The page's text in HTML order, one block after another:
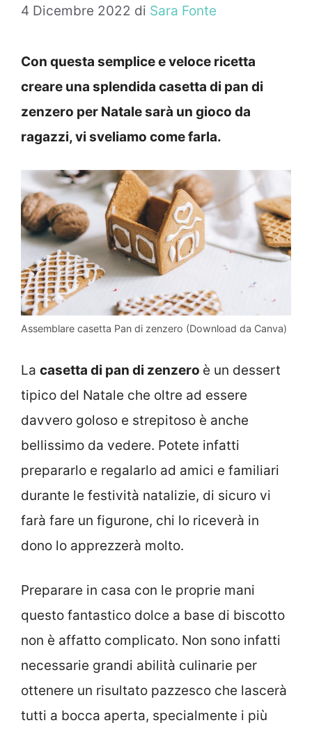
4 Dicembre 2022 di Sara Fonte
Con questa semplice e veloce ricetta
creare una splendida casetta di pan di
zenzero per Natale sarà un gioco da
ragazzi, vi sveliamo come farla.
Assemblare casetta Pan di zenzero (Download da Canva)
La casetta di pan di zenzero è un dessert
tipico del Natale che oltre ad essere
davvero goloso e strepitoso è anche
bellissimo da vedere. Potete infatti
prepararlo e regalarlo ad amici e familiari
durante le festività natalizie, di sicuro vi
farà fare un figurone, chi lo riceverà in
dono lo apprezzerà molto.
Preparare in casa con le proprie mani
questo fantastico dolce a base di biscotto
non è affatto complicato. Non sono infatti
necessarie grandi abilità culinarie per
ottenere un risultato pazzesco che lascerà
tutti a bocca aperta, specialmente i più